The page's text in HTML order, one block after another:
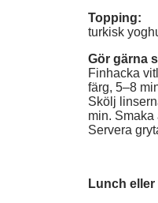
Topping:
turkisk
Gör gärna
Finhacka
färg, 5–8
Skölj
min. Smaka
Servera
Lunch